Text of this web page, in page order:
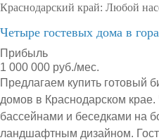
Краснодарский край: Любой
Четыре гостевых дома в
Прибыль
1 000 000 руб./мес.
Предлагаем купить готовый
домов в Краснодарском
бассейнами и беседками на
ландшафтным дизайном.